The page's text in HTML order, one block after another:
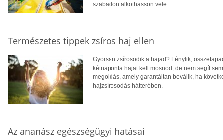
szabadon alkothasson vele.
Természetes tippek zsíros haj ellen
Gyorsan zsírosodik a hajad? Fénylik,
kétnaponta hajat kell mosnod, de nem segít
megoldás, amely garantáltan beválik, ha
hajzsírosodás hátterében.
Az ananász egészségügyi hatásai